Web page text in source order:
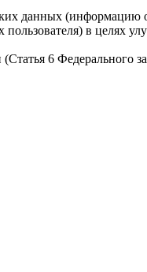
данных
в целях
6